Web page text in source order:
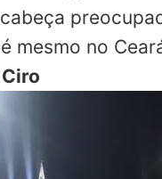
mesmo no